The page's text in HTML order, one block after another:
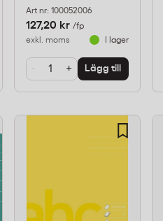
Art nr: 100052006
127,20 kr /fp
exkl. moms
I lager
- + Lägg till